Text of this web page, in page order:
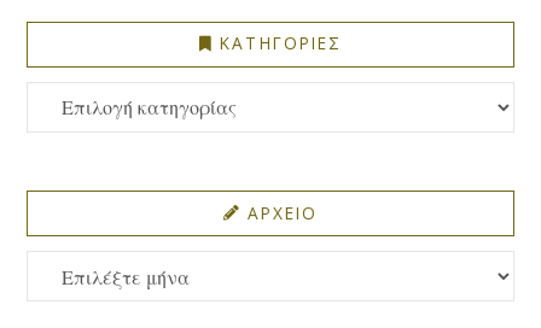
ΚΑΤΗΓΟΡΙΕΣ
ΚΑΤΗΓΟΡΙΕΣ
ΑΡΧΕΙΟ
ΑΡΧΕΙΟ